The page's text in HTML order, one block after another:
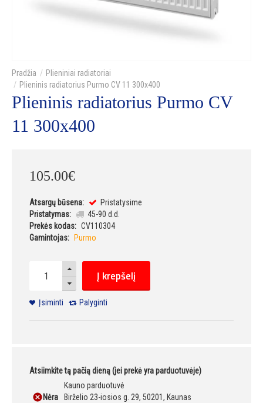
Plieniniai radiatoriai
Plieninis radiatorius Purmo CV 11 300x400
Plieninis radiatorius Purmo CV
11 300x400
105.00€
Atsargų būsena:
Pristatysime
Pristatymas:
45-90 d.d.
Prekės kodas: CV110304
Gamintojas:
Purmo
Į krepšelį
Įsiminti Palyginti
Atsiimkite tą pačią dieną (jei prekė yra parduotuvėje)
Nėra
Kauno parduotuvė
Birželio 23-iosios g. 29, 50201, Kaunas